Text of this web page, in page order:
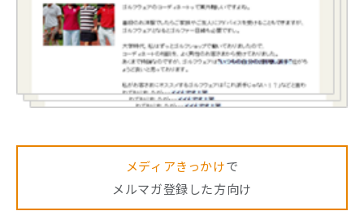
メディアきっかけで
メルマガ登録した方向け